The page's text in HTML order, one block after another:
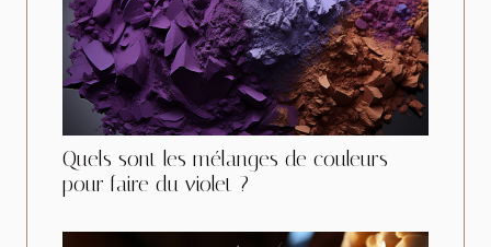
Quels sont les mélanges de couleurs
pour faire du violet ?